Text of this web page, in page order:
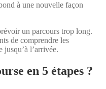
à une nouvelle façon
un parcours trop long.
de comprendre les
jusqu’à l’arrivée.
en 5 étapes ?